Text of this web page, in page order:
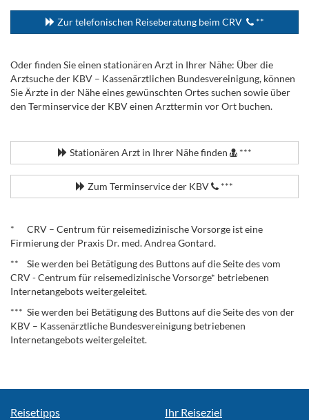
Zur telefonischen Reiseberatung beim CRV **
Oder finden Sie einen stationären Arzt in Ihrer Nähe: Über die
Arztsuche der KBV – Kassenärztlichen Bundesvereinigung, können
Sie Ärzte in der Nähe eines gewünschten Ortes suchen sowie über
den Terminservice der KBV einen Arzttermin vor Ort buchen.
Stationären Arzt in Ihrer Nähe finden ***
Zum Terminservice der KBV ***
* CRV – Centrum für reisemedizinische Vorsorge ist eine
Firmierung der Praxis Dr. med. Andrea Gontard.
** Sie werden bei Betätigung des Buttons auf die Seite des vom
CRV - Centrum für reisemedizinische Vorsorge* betriebenen
Internetangebots weitergeleitet.
*** Sie werden bei Betätigung des Buttons auf die Seite des von der
KBV – Kassenärztliche Bundesvereinigung betriebenen
Internetangebots weitergeleitet.
Reisetipps Ihr Reiseziel